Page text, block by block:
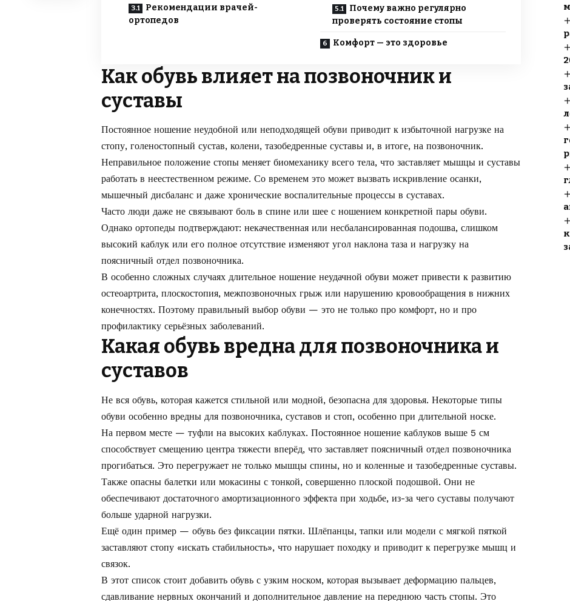
Рекомендации врачей-
ортопедов
Почему важно регулярно
проверять состояние стопы
Комфорт — это здоровье
Как обувь влияет на позвоночник и
суставы
Постоянное ношение неудобной или неподходящей обуви приводит к избыточной нагрузке на
стопу, голеностопный сустав, колени, тазобедренные суставы и, в итоге, на позвоночник.
Неправильное положение стопы меняет биомеханику всего тела, что заставляет мышцы и суставы
работать в неестественном режиме. Со временем это может вызвать искривление осанки,
мышечный дисбаланс и даже хронические воспалительные процессы в суставах.
Часто люди даже не связывают боль в спине или шее с ношением конкретной пары обуви.
Однако ортопеды подтверждают: некачественная или несбалансированная подошва, слишком
высокий каблук или его полное отсутствие изменяют угол наклона таза и нагрузку на
поясничный отдел позвоночника.
В особенно сложных случаях длительное ношение неудачной обуви может привести к развитию
остеоартрита, плоскостопия, межпозвоночных грыж или нарушению кровообращения в нижних
конечностях. Поэтому правильный выбор обуви — это не только про комфорт, но и про
профилактику серьёзных заболеваний.
Какая обувь вредна для позвоночника и
суставов
Не вся обувь, которая кажется стильной или модной, безопасна для здоровья. Некоторые типы
обуви особенно вредны для позвоночника, суставов и стоп, особенно при длительной носке.
На первом месте — туфли на высоких каблуках. Постоянное ношение каблуков выше 5 см
способствует смещению центра тяжести вперёд, что заставляет поясничный отдел позвоночника
прогибаться. Это перегружает не только мышцы спины, но и коленные и тазобедренные суставы.
Также опасны балетки или мокасины с тонкой, совершенно плоской подошвой. Они не
обеспечивают достаточного амортизационного эффекта при ходьбе, из-за чего суставы получают
больше ударной нагрузки.
Ещё один пример — обувь без фиксации пятки. Шлёпанцы, тапки или модели с мягкой пяткой
заставляют стопу «искать стабильность», что нарушает походку и приводит к перегрузке мышц и
связок.
В этот список стоит добавить обувь с узким носком, которая вызывает деформацию пальцев,
сдавливание нервных окончаний и дополнительное давление на переднюю часть стопы. Это